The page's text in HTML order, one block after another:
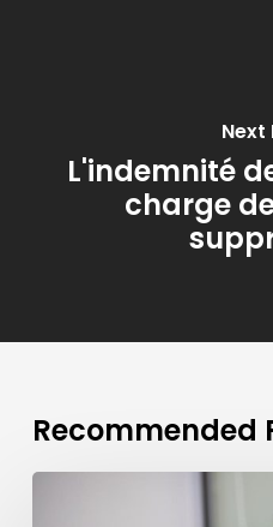
Next
L'indemnité
charge
Recommended